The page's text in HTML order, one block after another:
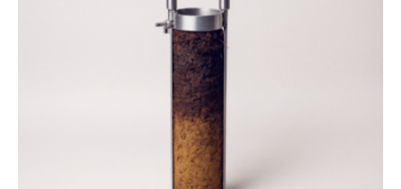
Veränderung der Wirtschaft wichtig ist, zeigt der vom
Deutschen Biomasseforschungszentrum und der
Stadtreinigung Leipzig konzipierte und am 24. Oktober
2025 offiziell eingeweihte Stadtrundgang „KreisLauf“. Er
ist ab sofort im Leipziger Stadtgebiet…